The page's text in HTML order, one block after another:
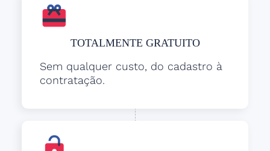
TOTALMENTE GRATUITO
Sem qualquer custo, do cadastro à
contratação.